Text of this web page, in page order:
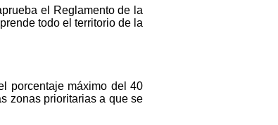
el Reglamento de la
todo el territorio de la
porcentaje máximo del 40
zonas prioritarias a que se